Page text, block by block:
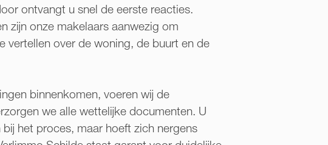
ontvangt u snel de eerste reacties.
zijn onze makelaars aanwezig om
vertellen over de woning, de buurt en de
binnenkomen, voeren wij de
we alle wettelijke documenten. U
het proces, maar hoeft zich nergens